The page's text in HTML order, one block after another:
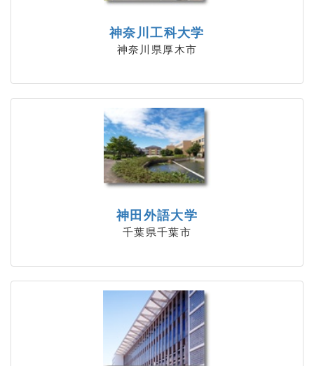
神奈川工科大学
神奈川県厚木市
神田外語大学
千葉県千葉市